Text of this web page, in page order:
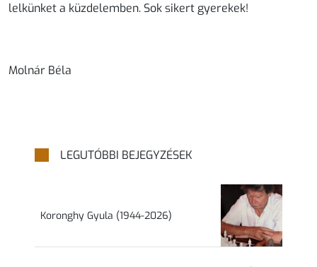
lelkünket a küzdelemben. Sok sikert gyerekek!
Molnár Béla
LEGUTÓBBI BEJEGYZÉSEK
Koronghy Gyula (1944-2026)